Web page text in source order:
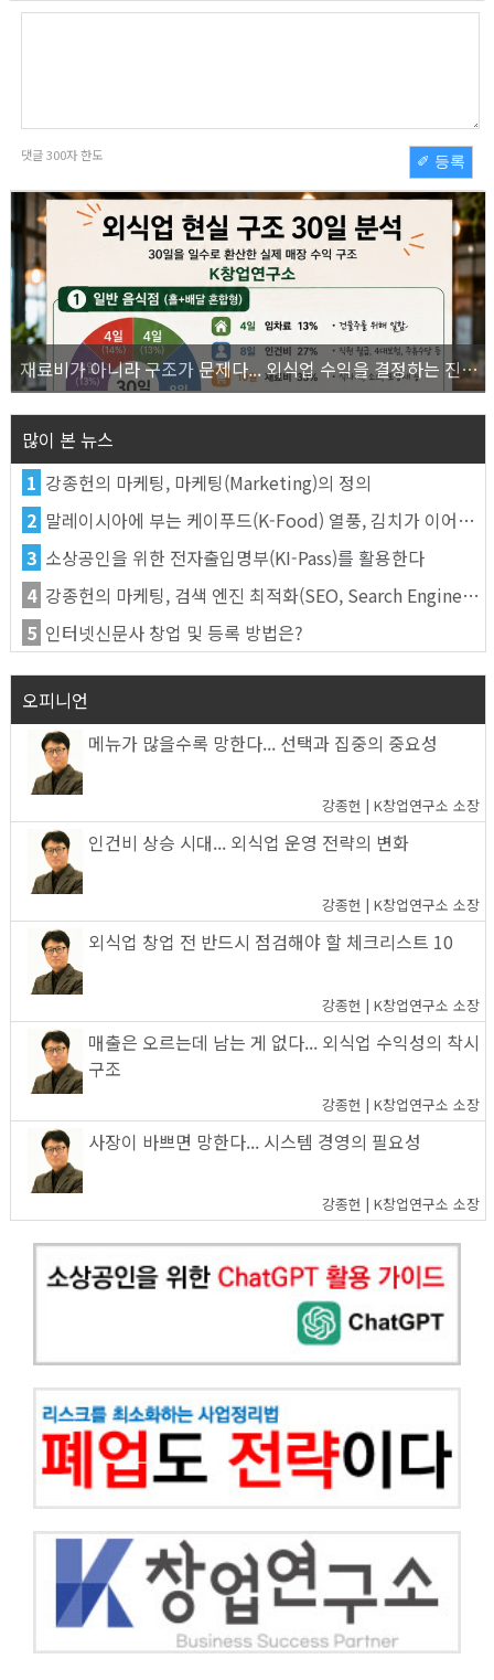
댓글300자 한도 ✐ 등록
재료비가 아니라 구조가 문제다... 외식업 수익을 결정하는 진짜 숫자의 비밀
많이 본 뉴스
1 강종헌의 마케팅, 마케팅(Marketing)의 정의
2 말레이시아에 부는 케이푸드(K-Food) 열풍, 김치가 이어간다
3 소상공인을 위한 전자출입명부(KI-Pass)를 활용한다
4 강종헌의 마케팅, 검색 엔진 최적화(SEO, Search Engine Optimization)란
5 인터넷신문사 창업 및 등록 방법은?
오피니언
메뉴가 많을수록 망한다... 선택과 집중의 중요성
강종헌 | K창업연구소 소장
인건비 상승 시대... 외식업 운영 전략의 변화
강종헌 | K창업연구소 소장
외식업 창업 전 반드시 점검해야 할 체크리스트 10
강종헌 | K창업연구소 소장
매출은 오르는데 남는 게 없다... 외식업 수익성의 착시
구조
강종헌 | K창업연구소 소장
사장이 바쁘면 망한다... 시스템 경영의 필요성
강종헌 | K창업연구소 소장